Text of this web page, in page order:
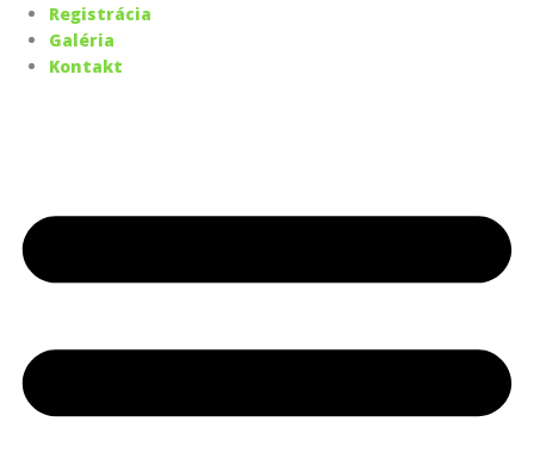
Registrácia
Galéria
Kontakt